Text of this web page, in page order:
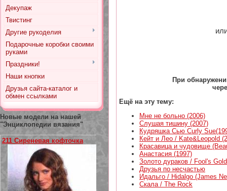
Декупаж
Твистинг
Другие рукоделия
Подарочные коробки своими
руками
Праздники!
Наши кнопки
Друзья сайта-каталог и
обмен ссылками
Новые модели на нашей
"Энциклопедии вязания"
211 Сиреневая кофточка
При
Ещё на эту тему:
Мне не больно (2006)
Слушая тишину (2007)
Кудряшка Сью Curly
Кейт и Лео / Kate&Leopold
Красавица и чудовище
Анастасия (1997)
Золото дураков / Fool's
Друзья по несчастью
Идальго / Hidalgo (James
Скала / The Rock